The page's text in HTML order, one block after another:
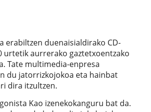
erabiltzen duenaisialdirako CD-
urtetik aurrerako gaztetxoentzako
Tate multimedia-enpresa
du jatorrizkojokoa eta hainbat
dira itzultzen.
Kao izenekokanguru bat da.